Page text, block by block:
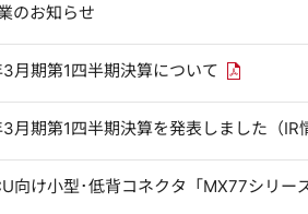
のお知らせ
月期第1四半期決算について PDFリン
月期第1四半期決算を発表しました（IR
向け小型･低背コネクタ「MX77シリー